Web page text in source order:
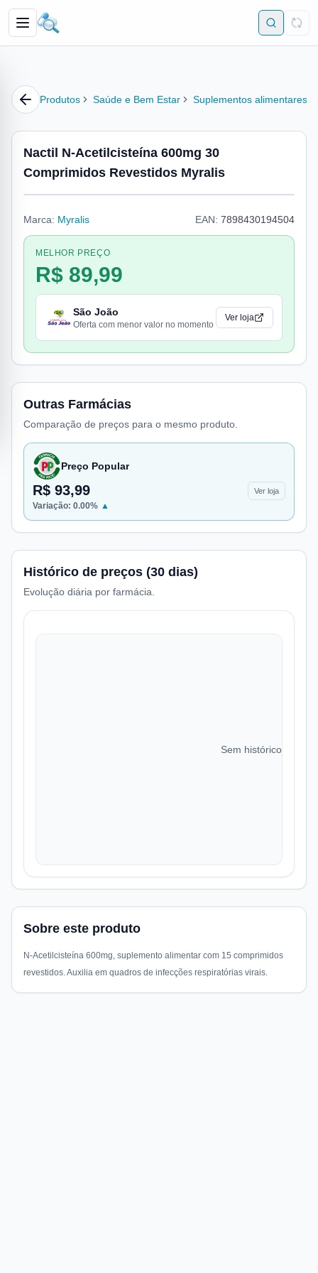
Produtos Saúde e Bem Estar Suplementos alimentares
Nactil N-Acetilcisteína 600mg 30
Comprimidos Revestidos Myralis
Marca: Myralis EAN: 7898430194504
MELHOR PREÇO
R$ 89,99
São João
Oferta com menor valor no momento
Ver loja
Outras Farmácias
Comparação de preços para o mesmo produto.
Preço Popular
R$ 93,99 Ver loja
Variação: 0.00% ▲
Histórico de preços (30 dias)
Evolução diária por farmácia.
Sem histórico de
Sobre este produto
N-Acetilcisteína 600mg, suplemento alimentar com 15 comprimidos
revestidos. Auxilia em quadros de infecções respiratórias virais.